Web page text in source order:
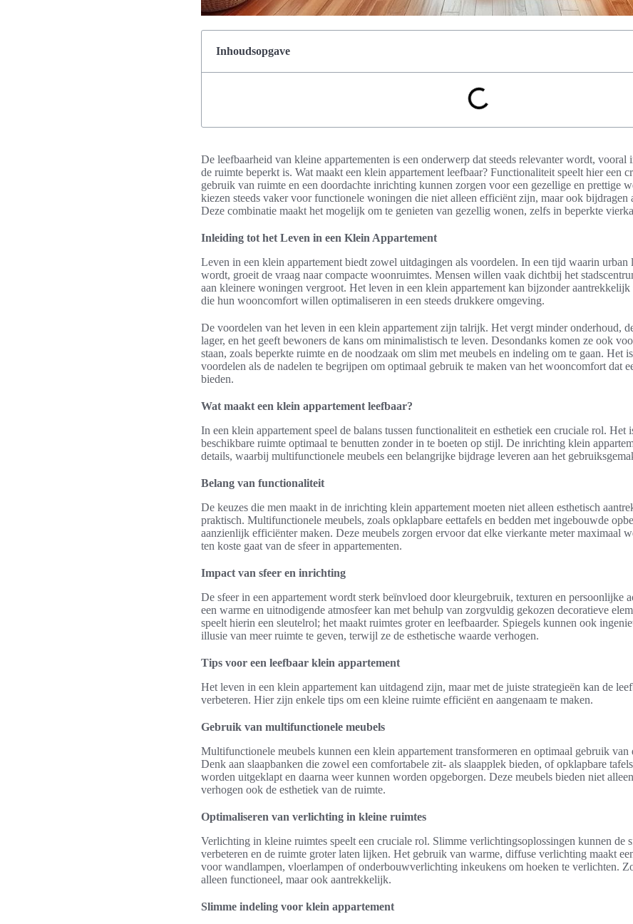
Inhoudsopgave
De leefbaarheid van kleine appartementen is een onderwerp dat steeds relevanter wordt, vooral
de ruimte beperkt is. Wat maakt een klein appartement leefbaar? Functionaliteit speelt hier een
gebruik van ruimte en een doordachte inrichting kunnen zorgen voor een gezellige en prettige
kiezen steeds vaker voor functionele woningen die niet alleen efficiënt zijn, maar ook bijdragen
Deze combinatie maakt het mogelijk om te genieten van gezellig wonen, zelfs in beperkte
Inleiding tot het Leven in een Klein Appartement
Leven in een klein appartement biedt zowel uitdagingen als voordelen. In een tijd waarin urban
wordt, groeit de vraag naar compacte woonruimtes. Mensen willen vaak dichtbij het
aan kleinere woningen vergroot. Het leven in een klein appartement kan bijzonder
die hun wooncomfort willen optimaliseren in een steeds drukkere omgeving.
De voordelen van het leven in een klein appartement zijn talrijk. Het vergt minder onderhoud,
lager, en het geeft bewoners de kans om minimalistisch te leven. Desondanks komen ze ook
staan, zoals beperkte ruimte en de noodzaak om slim met meubels en indeling om te gaan. Het
voordelen als de nadelen te begrijpen om optimaal gebruik te maken van het wooncomfort dat
bieden.
Wat maakt een klein appartement leefbaar?
In een klein appartement speel de balans tussen functionaliteit en esthetiek een cruciale rol. Het
beschikbare ruimte optimaal te benutten zonder in te boeten op stijl. De inrichting klein
details, waarbij multifunctionele meubels een belangrijke bijdrage leveren aan het
Belang van functionaliteit
De keuzes die men maakt in de inrichting klein appartement moeten niet alleen esthetisch
praktisch. Multifunctionele meubels, zoals opklapbare eettafels en bedden met ingebouwde
aanzienlijk efficiënter maken. Deze meubels zorgen ervoor dat elke vierkante meter maximaal
ten koste gaat van de sfeer in appartementen.
Impact van sfeer en inrichting
De sfeer in een appartement wordt sterk beïnvloed door kleurgebruik, texturen en persoonlijke
een warme en uitnodigende atmosfeer kan met behulp van zorgvuldig gekozen decoratieve
speelt hierin een sleutelrol; het maakt ruimtes groter en leefbaarder. Spiegels kunnen ook
illusie van meer ruimte te geven, terwijl ze de esthetische waarde verhogen.
Tips voor een leefbaar klein appartement
Het leven in een klein appartement kan uitdagend zijn, maar met de juiste strategieën kan de
verbeteren. Hier zijn enkele tips om een kleine ruimte efficiënt en aangenaam te maken.
Gebruik van multifunctionele meubels
Multifunctionele meubels kunnen een klein appartement transformeren en optimaal gebruik
Denk aan slaapbanken die zowel een comfortabele zit- als slaapplek bieden, of opklapbare
worden uitgeklapt en daarna weer kunnen worden opgeborgen. Deze meubels bieden niet
verhogen ook de esthetiek van de ruimte.
Optimaliseren van verlichting in kleine ruimtes
Verlichting in kleine ruimtes speelt een cruciale rol. Slimme verlichtingsoplossingen kunnen de
verbeteren en de ruimte groter laten lijken. Het gebruik van warme, diffuse verlichting maakt
voor wandlampen, vloerlampen of onderbouwverlichting inkeukens om hoeken te verlichten.
alleen functioneel, maar ook aantrekkelijk.
Slimme indeling voor klein appartement